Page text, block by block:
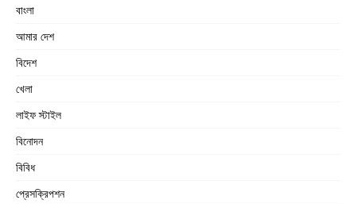
বাংলা
আমার দেশ
বিদেশ
খেলা
লাইফ স্টাইল
বিনোদন
বিবিধ
প্রেসক্রিপশন